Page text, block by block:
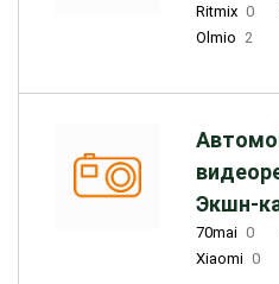
Ritmix 0
Olmio 2
Экшн-
70mai 0
Xiaomi 0